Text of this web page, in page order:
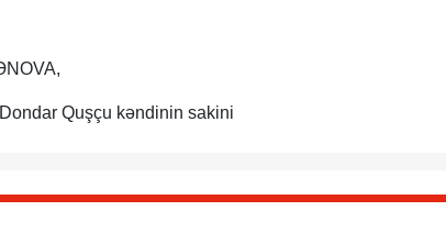
Quşçu kəndinin sakini